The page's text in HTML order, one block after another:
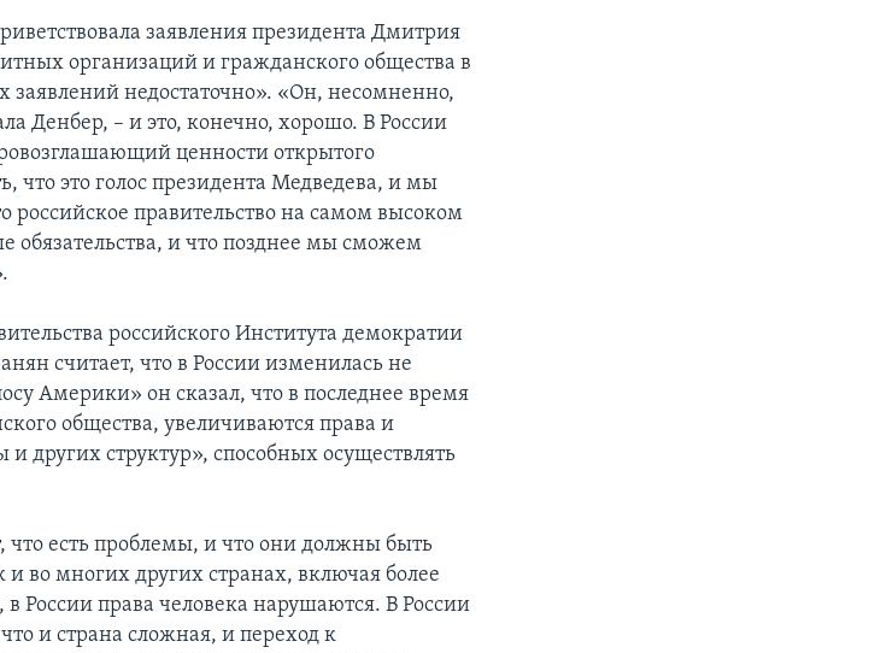
заявления президента Дмитрия
организаций и гражданского общества в
заявлений недостаточно». «Он, несомненно,
Денбер, – и это, конечно, хорошо. В России
ценности открытого
что это голос президента Медведева, и мы
российское правительство на самом высоком
обязательства, и что позднее мы сможем
российского Института демократии
считает, что в России изменилась не
Америки» он сказал, что в последнее время
общества, увеличиваются права и
других структур», способных осуществлять
что есть проблемы, и что они должны быть
во многих других странах, включая более
России права человека нарушаются. В России
и страна сложная, и переход к